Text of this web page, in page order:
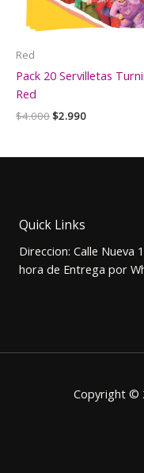
Red
Pack 20 Servilletas
Red
$4.000El
era:
$2.990El
es:
Quick Links
Direccion: Calle Nueva
hora de Entrega por
Copyright ©